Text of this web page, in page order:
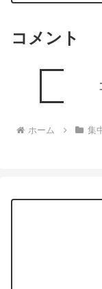
コメント
ホーム 集